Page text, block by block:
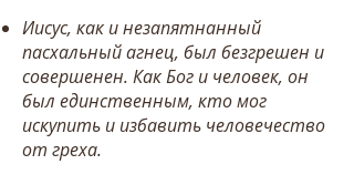
Иисус, как и незапятнанный
пасхальный агнец, был безгрешен и
совершенен. Как Бог и человек, он
был единственным, кто мог
искупить и избавить человечество
от греха.